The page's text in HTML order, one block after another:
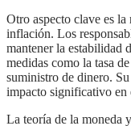
Otro aspecto clave es la relación entre la política monetaria y la
inflación. Los
mantener la estabilidad
medidas como la tasa
suministro de dinero.
impacto significativo en
La teoría de la moneda y política monetaria global también están